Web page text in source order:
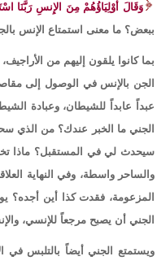
وَقَالَ أَوْلِيَاؤُهُمْ مِنَ الإِنسِ رَبَّنَا
ببعض؟ ما معنى استمتاع الإنس
بما كانوا يلقون إليهم من
الجن بالإنس في الوصول إلى
عبداً عابداً للشيطان، وعبادة
الجني ما الخبر عندك؟ من الذي
سيحدث لي في المستقبل؟ ماذا
والساحر واسطة، وفي النهاية
المزعومة، فقدت كذا أين أجده؟
الجني أن يصبح مرجعاً للإنسي،
ويستمتع الجني أيضاً بالتلبس